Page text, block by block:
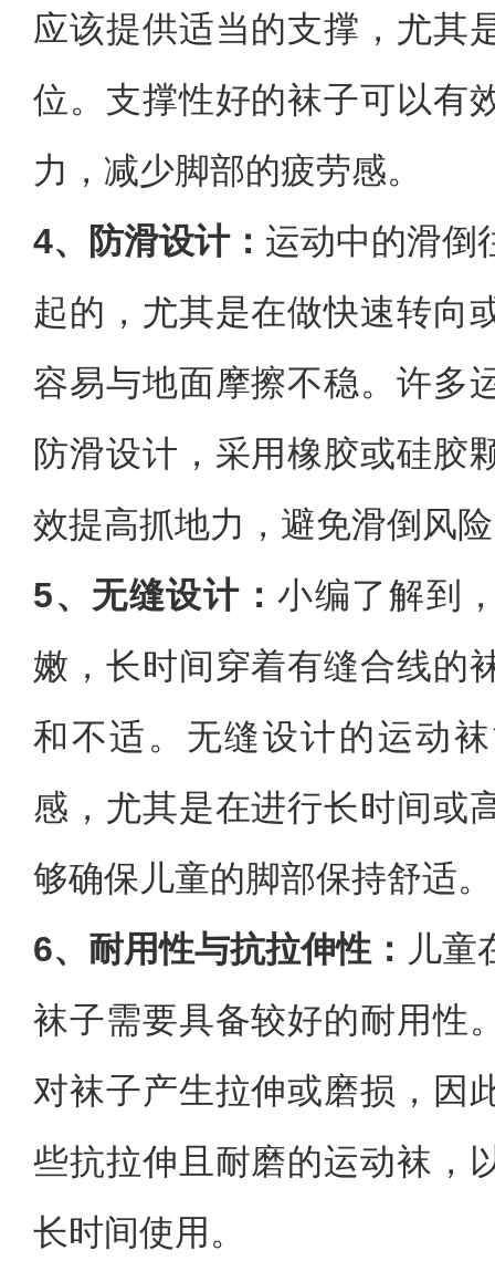
应该提供适当的支撑，尤其
位。支撑性好的袜子可以有
力，减少脚部的疲劳感。
4、防滑设计： 运动中的滑倒
起的，尤其是在做快速转向
容易与地面摩擦不稳。许多
防滑设计，采用橡胶或硅胶
效提高抓地力，避免滑倒风
5、无缝设计：小编了解到
嫩，长时间穿着有缝合线的
和不适。无缝设计的运动
感，尤其是在进行长时间或
够确保儿童的脚部保持舒适。
6、耐用性与抗拉伸性： 儿童
袜子需要具备较好的耐用性
对袜子产生拉伸或磨损，因
些抗拉伸且耐磨的运动袜，
长时间使用。